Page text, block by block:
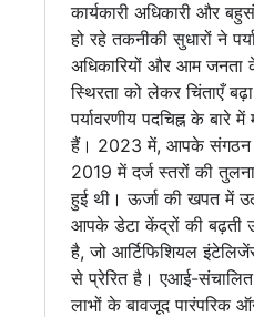
कार्यकारी अधिकारी और
हो रहे तकनीकी सुधारों ने
अधिकारियों और आम जनता
स्थिरता को लेकर चिंताएँ
पर्यावरणीय पदचिह्न के बारे
हैं। 2023 में, आपके संगठन
2019 में दर्ज स्तरों की
हुई थी। ऊर्जा की खपत में
आपके डेटा केंद्रों की बढ़ती
है, जो आर्टिफिशियल
से प्रेरित है। एआई-
लाभों के बावजूद पारंपरिक